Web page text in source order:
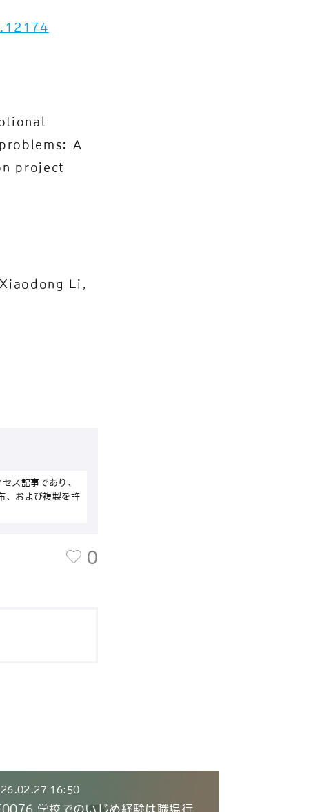
A
project
Li,
ス記事であり、
、および複製を許
0
16:50
学校でのいじめ経験は職場行